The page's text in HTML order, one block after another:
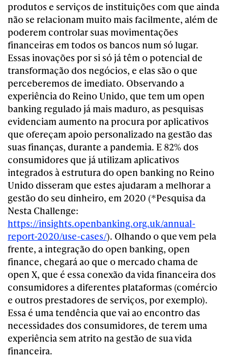
produtos e serviços de instituições com que ainda
não se relacionam muito mais facilmente, além de
poderem controlar suas movimentações
financeiras em todos os bancos num só lugar.
Essas inovações por si só já têm o potencial de
transformação dos negócios, e elas são o que
perceberemos de imediato. Observando a
experiência do Reino Unido, que tem um open
banking regulado já mais maduro, as pesquisas
evidenciam aumento na procura por aplicativos
que ofereçam apoio personalizado na gestão das
suas finanças, durante a pandemia. E 82% dos
consumidores que já utilizam aplicativos
integrados à estrutura do open banking no Reino
Unido disseram que estes ajudaram a melhorar a
gestão do seu dinheiro, em 2020 (*Pesquisa da
Nesta Challenge:
https://insights.openbanking.org.uk/annual-
report-2020/use-cases/). Olhando o que vem pela
frente, a integração do open banking, open
finance, chegará ao que o mercado chama de
open X, que é essa conexão da vida financeira dos
consumidores a diferentes plataformas (comércio
e outros prestadores de serviços, por exemplo).
Essa é uma tendência que vai ao encontro das
necessidades dos consumidores, de terem uma
experiência sem atrito na gestão de sua vida
financeira.